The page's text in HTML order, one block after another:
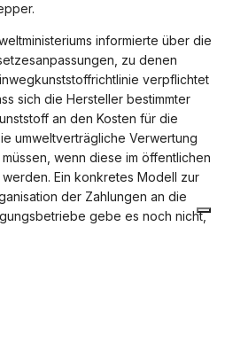
informierte über die
zu denen
verpflichtet
sich die Hersteller bestimmter
an den Kosten für die
umweltverträgliche Verwertung
wenn diese im öffentlichen
Ein konkretes Modell zur
der Zahlungen an die
gebe es noch nicht,